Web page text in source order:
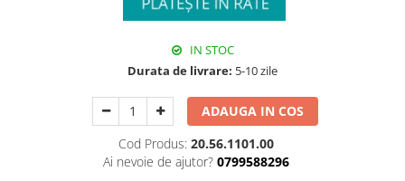
IN STOC
Durata de livrare: 5-10 zile
ADAUGA IN COS
Cod Produs: 20.56.1101.00
Ai nevoie de ajutor? 0799588296